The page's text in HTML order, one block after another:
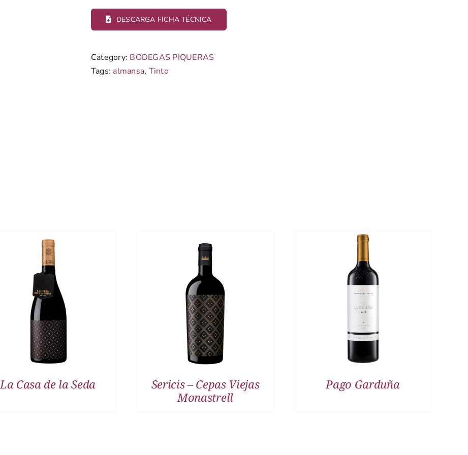
DESCARGA FICHA TÉCNICA
Category: BODEGAS PIQUERAS
Tags: almansa, Tinto
DETALLES
La Casa de la Seda
DETALLES
Sericis – Cepas Viejas
Monastrell
Pago Garduña